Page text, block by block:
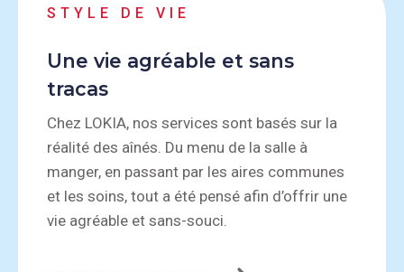
STYLE DE VIE
Une vie agréable et sans
tracas
Chez LOKIA, nos services sont basés sur la
réalité des aînés. Du menu de la salle à
manger, en passant par les aires communes
et les soins, tout a été pensé afin d’offrir une
vie agréable et sans-souci.